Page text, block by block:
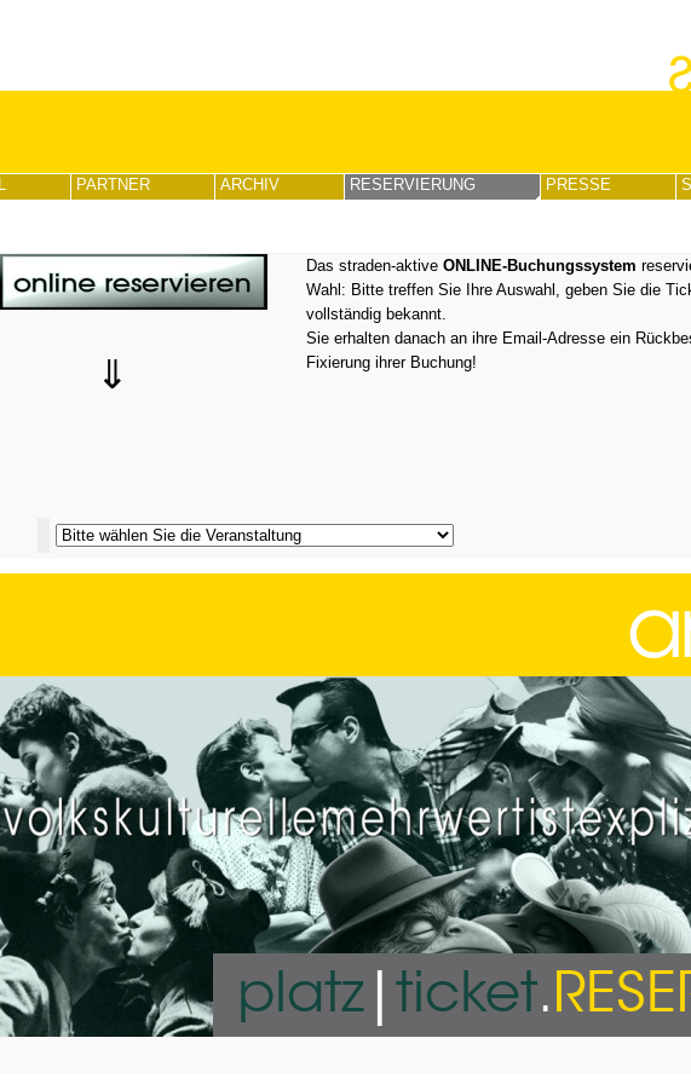
PARTNER ARCHIV RESERVIERUNG PRESSE
⇓
Das straden-aktive ONLINE-Buchungssystem
Wahl: Bitte treffen Sie Ihre Auswahl, geben Sie die
vollständig bekannt.
Sie erhalten danach an ihre Email-Adresse ein
Fixierung ihrer Buchung!
platz| ticket.